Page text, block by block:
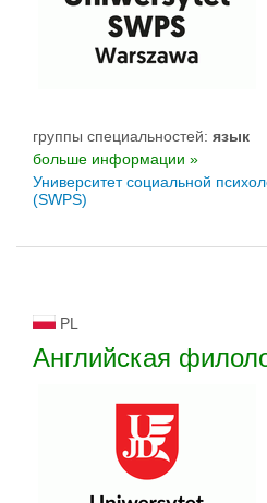
группы специальностей: язык
больше информации »
Университет социальной
(SWPS)
PL
Английская